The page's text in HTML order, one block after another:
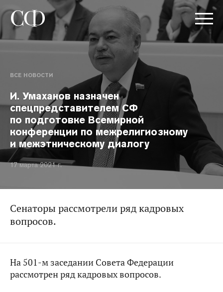
ВСЕ НОВОСТИ
И. Умаханов назначен
спецпредставителем СФ
по подготовке Всемирной
конференции по межрелигиозному
и межэтническому диалогу
17 марта 2021 г.
Сенаторы рассмотрели ряд кадровых
вопросов.
На 501-м заседании Совета Федерации
рассмотрен ряд кадровых вопросов.